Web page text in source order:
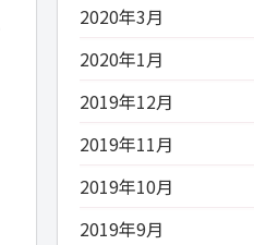
2020年3月
2020年1月
2019年12月
2019年11月
2019年10月
2019年9月